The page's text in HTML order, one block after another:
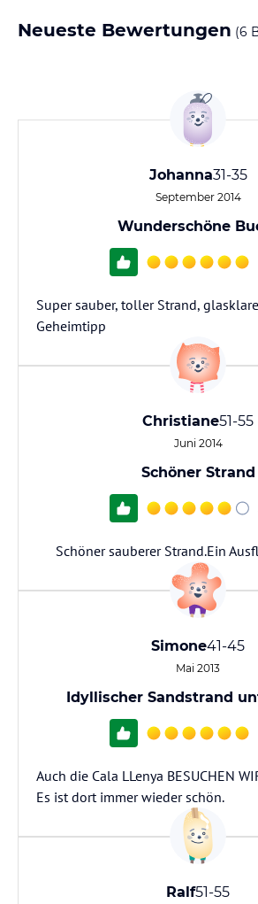
Neueste Bewertungen (6
Johanna31-35
September 2014
Wunderschöne
Super sauber, toller Strand,
Geheimtipp
Christiane51-55
Juni 2014
Schöner Strand
Schöner sauberer Strand.Ein
Simone41-45
Mai 2013
Idyllischer Sandstrand
Auch die Cala LLenya BESUCHEN
Es ist dort immer wieder schön.
Ralf51-55